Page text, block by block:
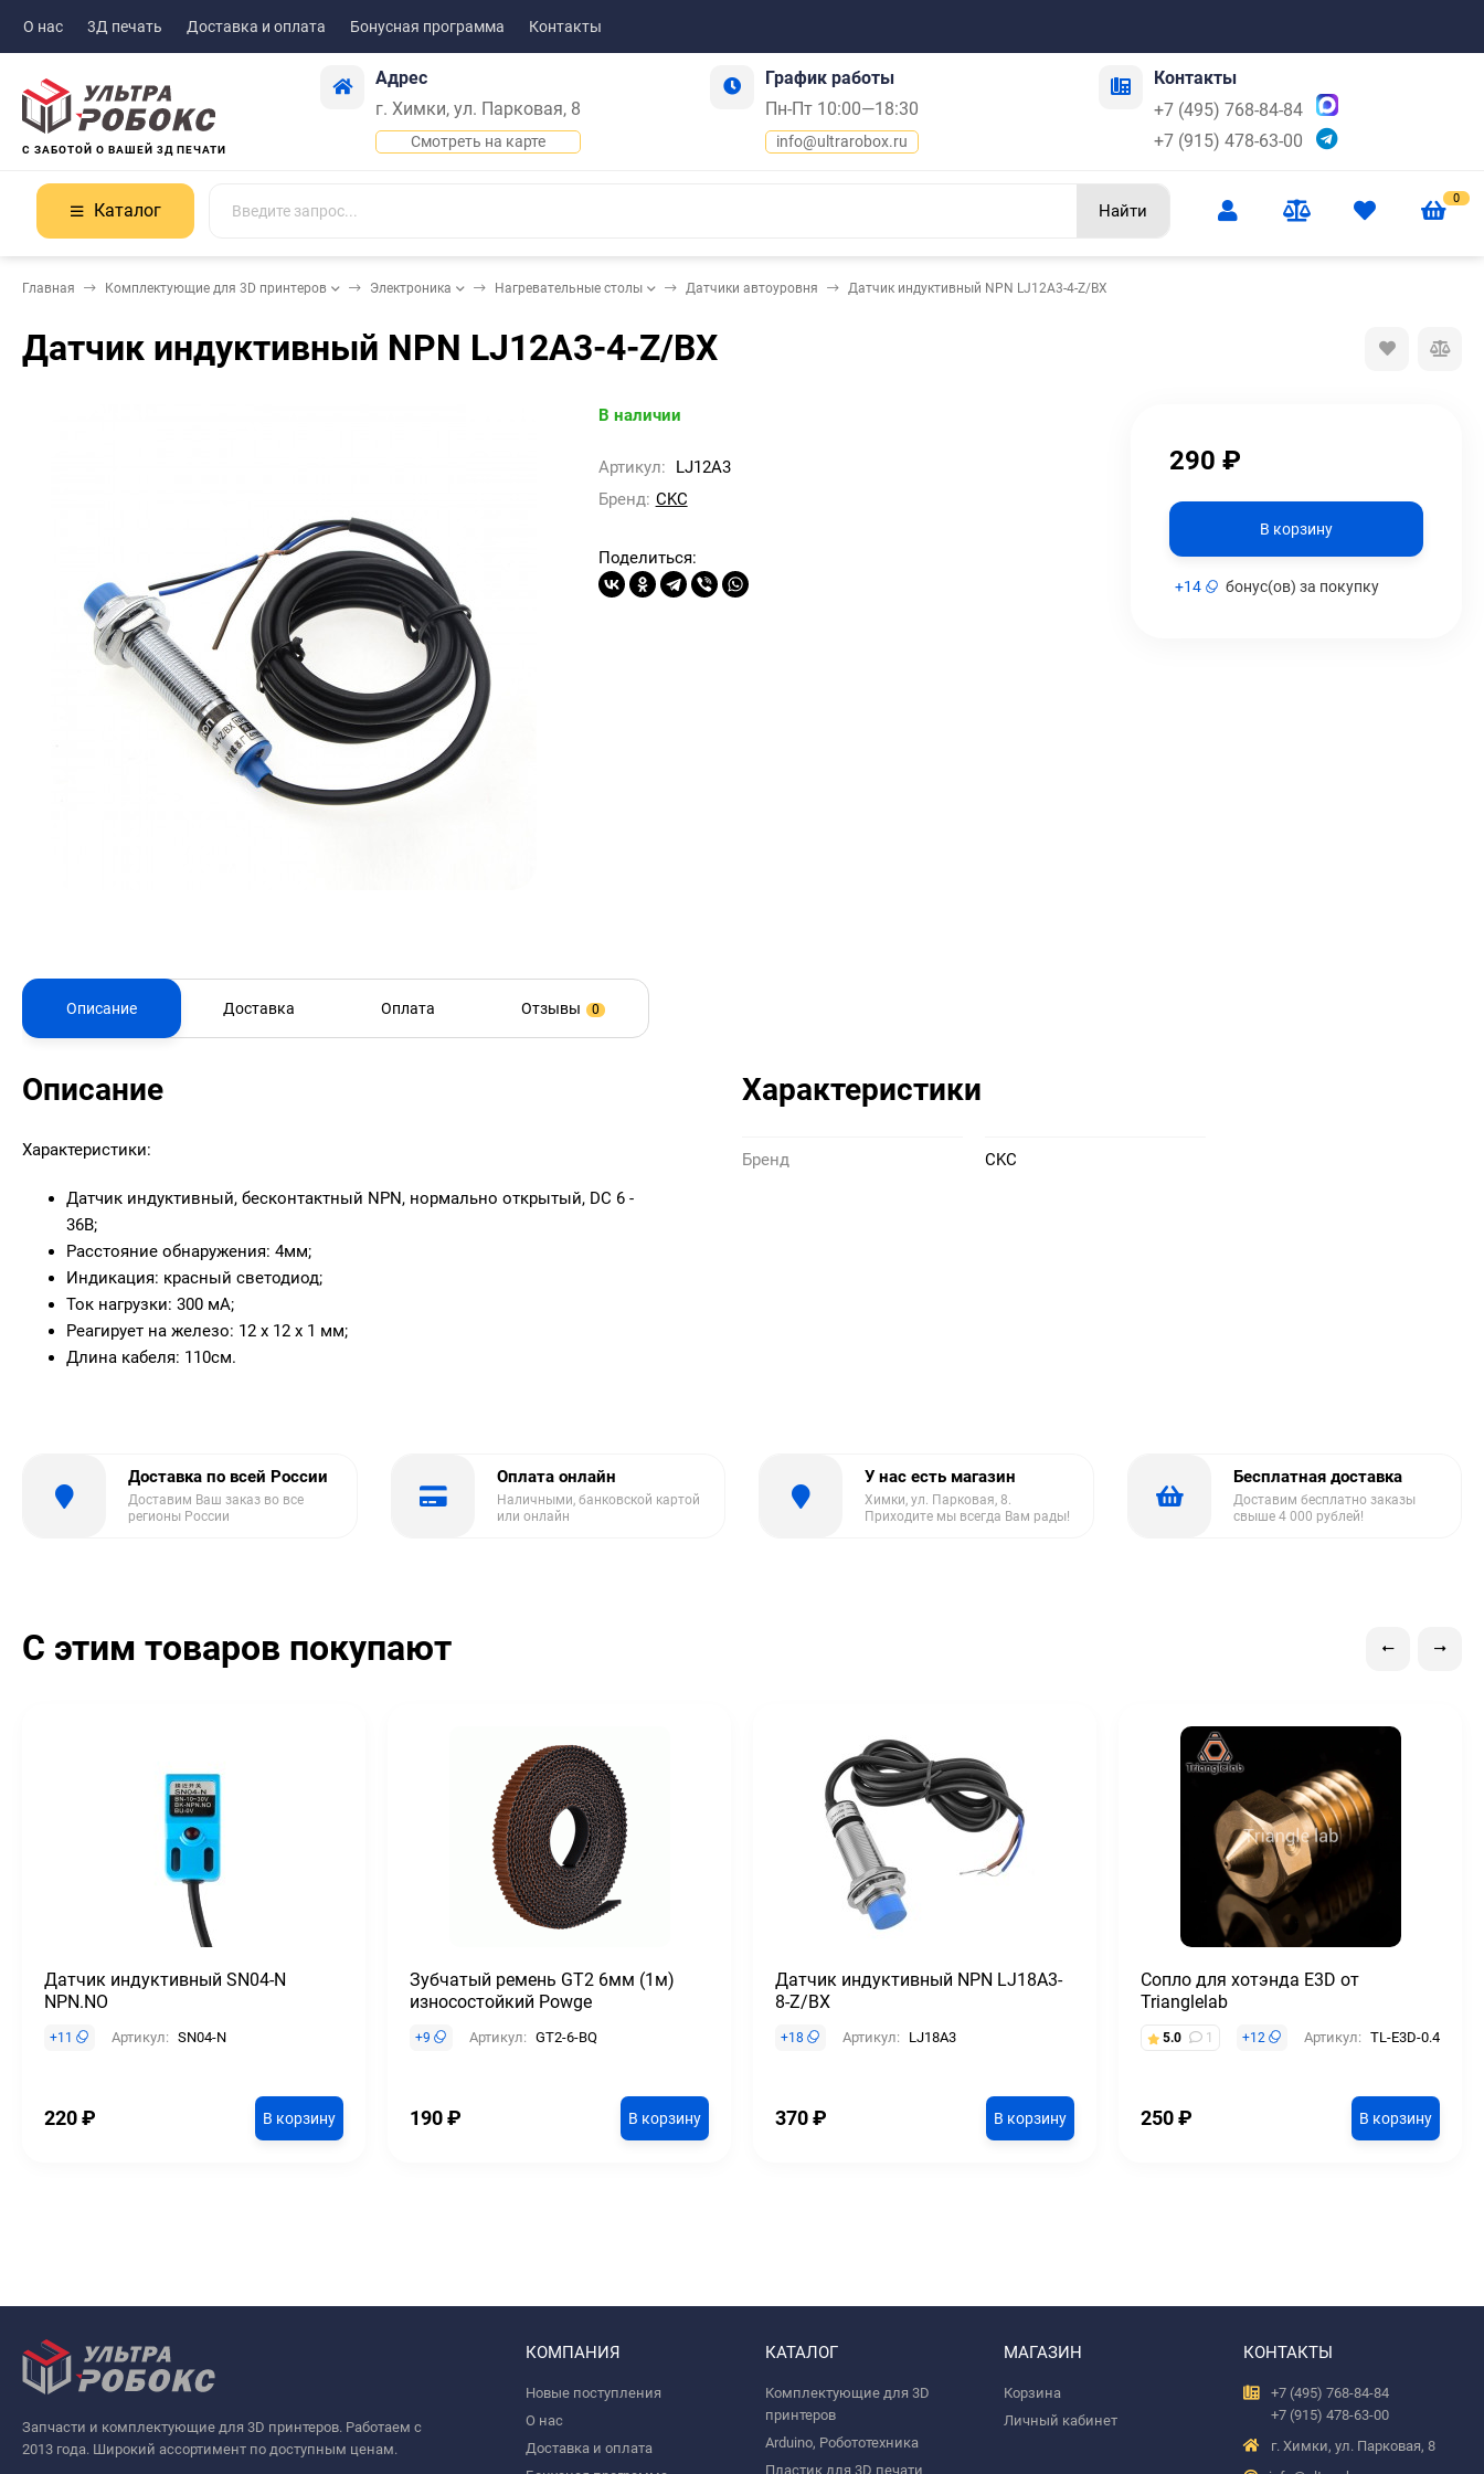
О нас 3Д печать Доставка и оплата Бонусная программа Контакты
С ЗАБОТОЙ О ВАШЕЙ 3Д ПЕЧАТИ
Адрес
г. Химки, ул. Парковая, 8
Смотреть на карте
График работы
Пн-Пт 10:00—18:30
info@ultrarobox.ru
Контакты
+7 (495) 768-84-84
+7 (915) 478-63-00
Каталог Найти
0
Главная Комплектующие для 3D принтеров Электроника Нагревательные столы Датчики автоуровня Датчик индуктивный NPN LJ12A3-4-Z/BX
Датчик индуктивный NPN LJ12A3-4-Z/BX
В наличии
Артикул:
LJ12A3
Бренд: CKC
Поделиться:
290 ₽
В корзину
+14 бонус(ов) за покупку
Описание Доставка Оплата Отзывы 0
Описание
Характеристики:
Датчик индуктивный, бесконтактный NPN, нормально открытый, DC 6 -
36В;
Расстояние обнаружения: 4мм;
Индикация: красный светодиод;
Ток нагрузки: 300 мА;
Реагирует на железо: 12 х 12 х 1 мм;
Длина кабеля: 110см.
Характеристики
Бренд CKC
Доставка по всей России
Доставим Ваш заказ во все
регионы России
Оплата онлайн
Наличными, банковской картой
или онлайн
У нас есть магазин
Химки, ул. Парковая, 8.
Приходите мы всегда Вам рады!
Бесплатная доставка
Доставим бесплатно заказы
свыше 4 000 рублей!
С этим товаров покупают
Датчик индуктивный SN04-N
NPN.NO
+11 Артикул: SN04-N
220₽ В корзину
Зубчатый ремень GT2 6мм (1м)
износостойкий Powge
+9 Артикул: GT2-6-BQ
190₽ В корзину
Датчик индуктивный NPN LJ18A3-
8-Z/BX
+18 Артикул: LJ18A3
370₽ В корзину
Сопло для хотэнда E3D от
Trianglelab
5.0 1 +12 Артикул: TL-E3D-0.4
250₽ В корзину
Запчасти и комплектующие для 3D принтеров. Работаем с
2013 года. Широкий ассортимент по доступным ценам.
КОМПАНИЯ
Новые поступления
О нас
Доставка и оплата
КАТАЛОГ
Комплектующие для 3D
принтеров
Arduino, Робототехника
Пластик для 3D печати
МАГАЗИН
Корзина
Личный кабинет
КОНТАКТЫ
+7 (495) 768-84-84
+7 (915) 478-63-00
г. Химки, ул. Парковая, 8